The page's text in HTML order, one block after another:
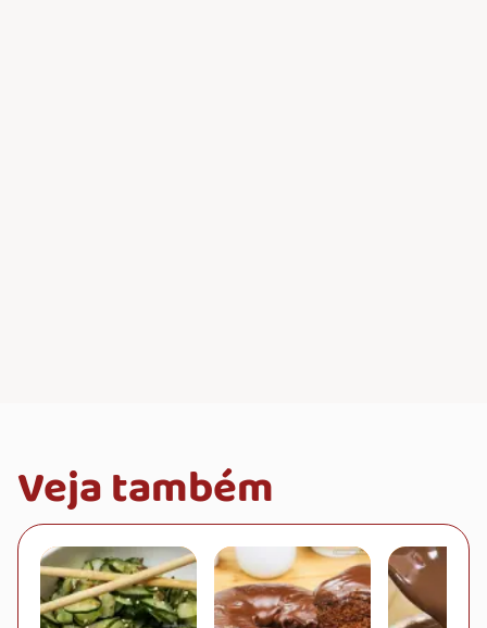
Veja também